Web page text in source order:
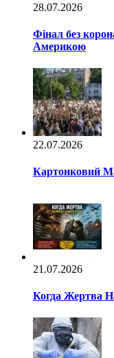
28.07.2026
Фінал без
Америкою
22.07.2026
Картонковий
21.07.2026
Когда Жертва